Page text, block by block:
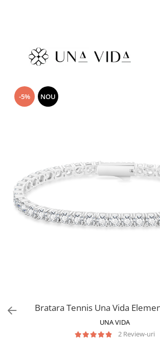
Cadouri pentru EA
CADOURI sub 150 lei - EA
CADOURI sub 150 lei - EL
-5% NOU
Bratara Tennis Una Vida
UNA VIDA
2 Review-uri